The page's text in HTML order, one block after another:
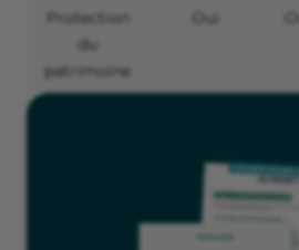
Protection
du
patrimoine
Oui